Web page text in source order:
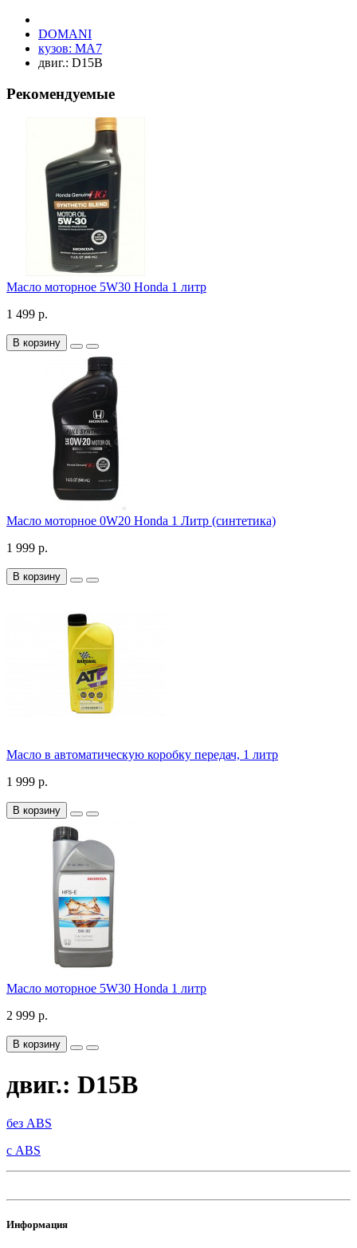
DOMANI
кузов: MA7
двиг.: D15B
Рекомендуемые
Масло моторное 5W30 Honda 1 литр
1 499 р.
В корзину
Масло моторное 0W20 Honda 1 Литр (синтетика)
1 999 р.
В корзину
Масло в автоматическую коробку передач, 1 литр
1 999 р.
В корзину
Масло моторное 5W30 Honda 1 литр
2 999 р.
В корзину
двиг.: D15B
без ABS
с ABS
Информация